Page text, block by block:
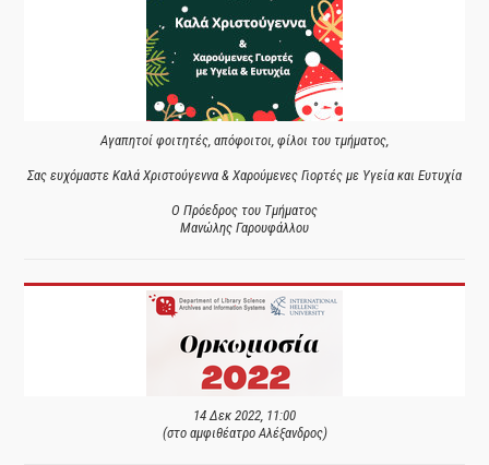
Αγαπητοί φοιτητές, απόφοιτοι, φίλοι του τμήματος,
Σας ευχόμαστε Καλά Χριστούγεννα & Χαρούμενες Γιορτές με Υγεία και Ευτυχία
Ο Πρόεδρος του Τμήματος
Μανώλης Γαρουφάλλου
14 Δεκ 2022, 11:00
(στο αμφιθέατρο Αλέξανδρος)